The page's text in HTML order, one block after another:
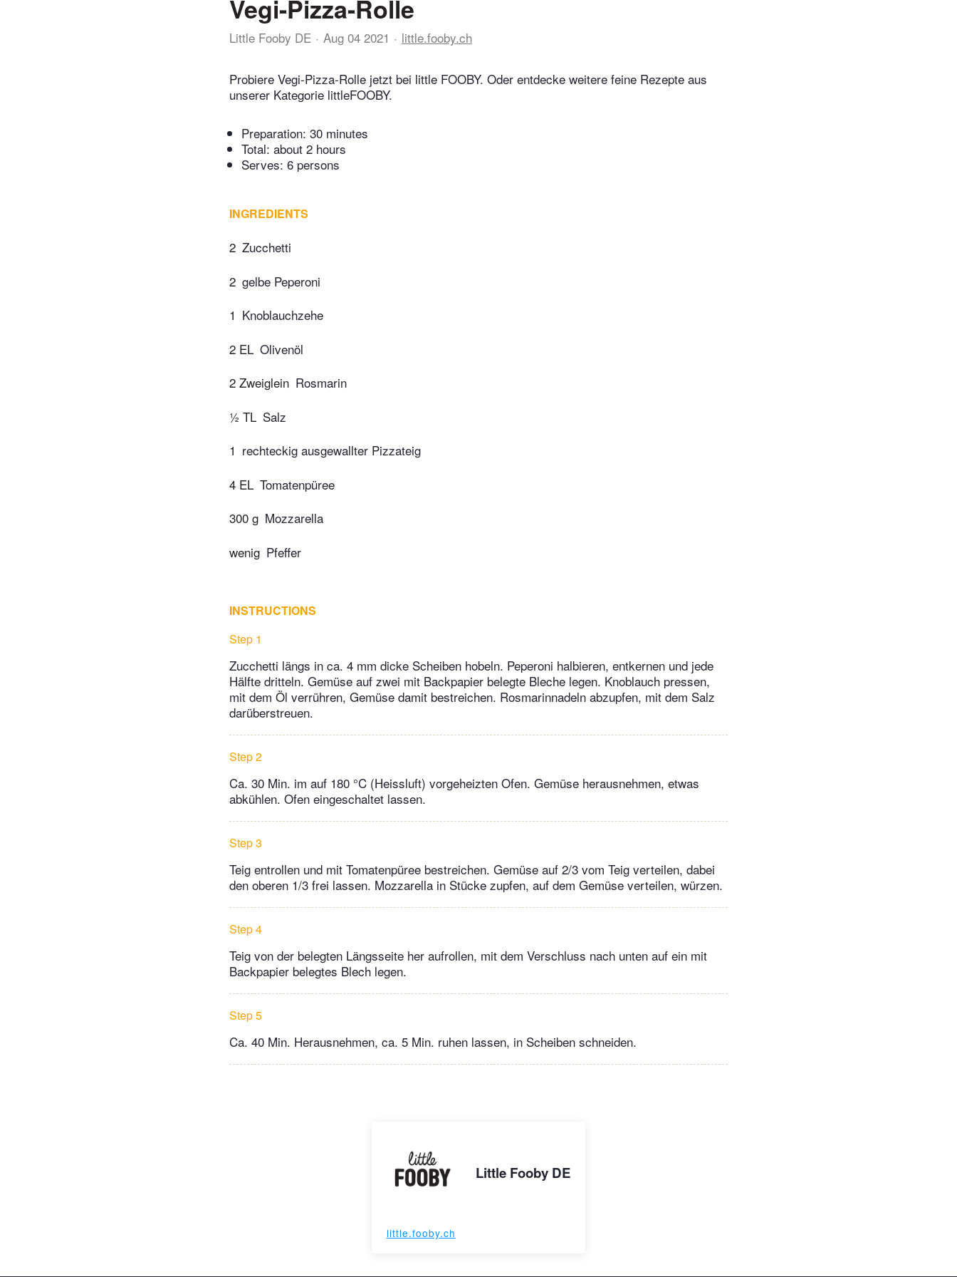
Vegi-Pizza-Rolle
Little Fooby DE Aug 04 2021 little.fooby.ch
Probiere Vegi-Pizza-Rolle jetzt bei little FOOBY. Oder entdecke weitere feine Rezepte aus
unserer Kategorie littleFOOBY.
Preparation: 30 minutes
Total: about 2 hours
Serves: 6 persons
INGREDIENTS
2 Zucchetti
2 gelbe Peperoni
1 Knoblauchzehe
2 EL Olivenöl
2 Zweiglein Rosmarin
½ TL Salz
1 rechteckig ausgewallter Pizzateig
4 EL Tomatenpüree
300 g Mozzarella
wenig Pfeffer
INSTRUCTIONS
Step 1
Zucchetti längs in ca. 4 mm dicke Scheiben hobeln. Peperoni halbieren, entkernen und jede
Hälfte dritteln. Gemüse auf zwei mit Backpapier belegte Bleche legen. Knoblauch pressen,
mit dem Öl verrühren, Gemüse damit bestreichen. Rosmarinnadeln abzupfen, mit dem Salz
darüberstreuen.
Step 2
Ca. 30 Min. im auf 180 °C (Heissluft) vorgeheizten Ofen. Gemüse herausnehmen, etwas
abkühlen. Ofen eingeschaltet lassen.
Step 3
Teig entrollen und mit Tomatenpüree bestreichen. Gemüse auf 2/3 vom Teig verteilen, dabei
den oberen 1/3 frei lassen. Mozzarella in Stücke zupfen, auf dem Gemüse verteilen, würzen.
Step 4
Teig von der belegten Längsseite her aufrollen, mit dem Verschluss nach unten auf ein mit
Backpapier belegtes Blech legen.
Step 5
Ca. 40 Min. Herausnehmen, ca. 5 Min. ruhen lassen, in Scheiben schneiden.
Little Fooby DE
little.fooby.ch